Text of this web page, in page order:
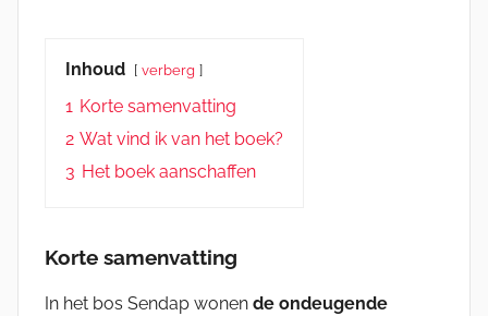
Inhoud verberg
1 Korte samenvatting
2 Wat vind ik van het boek?
3 Het boek aanschaffen
Korte samenvatting
In het bos Sendap wonen de ondeugende